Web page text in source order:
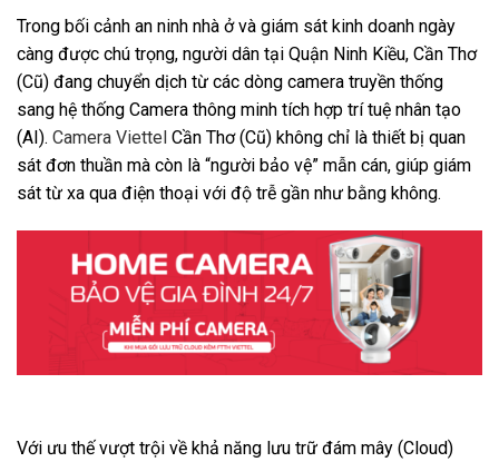
Trong bối cảnh an ninh nhà ở và giám sát kinh doanh ngày
càng được chú trọng, người dân tại Quận Ninh Kiều, Cần Thơ
(Cũ) đang chuyển dịch từ các dòng camera truyền thống
sang hệ thống Camera thông minh tích hợp trí tuệ nhân tạo
(AI). Camera Viettel Cần Thơ (Cũ) không chỉ là thiết bị quan
sát đơn thuần mà còn là “người bảo vệ” mẫn cán, giúp giám
sát từ xa qua điện thoại với độ trễ gần như bằng không.
Với ưu thế vượt trội về khả năng lưu trữ đám mây (Cloud)